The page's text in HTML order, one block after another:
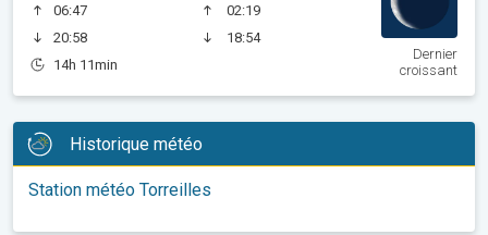
06:47
20:58
14h 11min
02:19
18:54
Dernier
croissant
Historique météo
Station météo Torreilles